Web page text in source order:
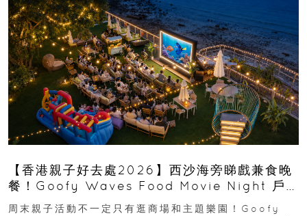
【香港親子好去處2026】西沙海旁睇戲兼食晚
餐！Goofy Waves Food Movie Night 戶
外影院逢週末登場
周末親子活動不一定只有逛商場和主題樂園！Goofy